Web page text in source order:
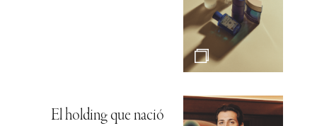
El holding que nació